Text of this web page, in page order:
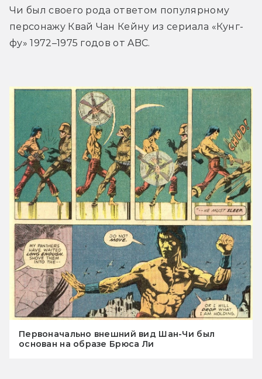
Чи был своего рода ответом популярному
персонажу Квай Чан Кейну из сериала «Кунг-
фу» 1972–1975 годов от ABC.
Первоначально внешний вид Шан-Чи был
основан на образе Брюса Ли